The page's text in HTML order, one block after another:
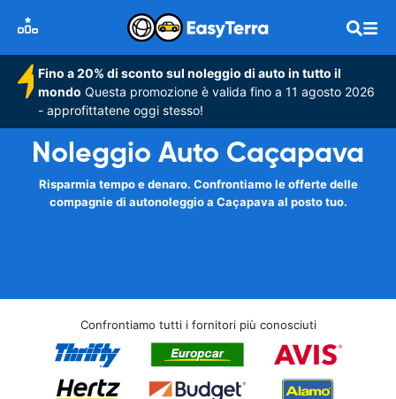
Fino a 20% di sconto sul noleggio di auto in tutto il
mondo Questa promozione è valida fino a 11 agosto 2026
- approfittatene oggi stesso!
Noleggio Auto Caçapava
Risparmia tempo e denaro. Confrontiamo le offerte delle
compagnie di autonoleggio a Caçapava al posto tuo.
Confrontiamo tutti i fornitori più conosciuti